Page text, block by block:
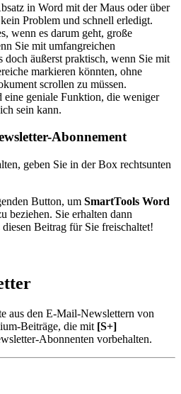
in Word mit der Maus oder über
Problem und schnell erledigt.
wenn es darum geht, große
Sie mit umfangreichen
doch äußerst praktisch, wenn Sie mit
markieren könnten, ohne
scrollen zu müssen.
geniale Funktion, die weniger
sein kann.
Abonnement
geben Sie in der Box rechtsunten
Button, um SmartTools Word
beziehen. Sie erhalten dann
diesen Beitrag für Sie freischaltet!
aus den E-Mail-Newslettern von
Beiträge, die mit [S+]
Abonnenten vorbehalten.